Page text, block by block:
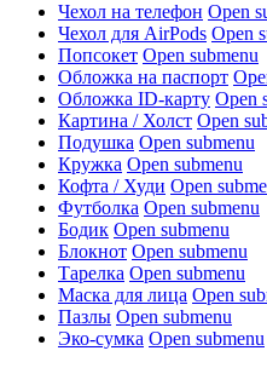
Чехол на телефон Open
Чехол для AirPods Open
Попсокет Open submenu
Обложка на паспорт
Обложка ID-карту Open
Картина / Холст Open
Подушка Open submenu
Кружка Open submenu
Кофта / Худи Open
Футболка Open submenu
Бодик Open submenu
Блокнот Open submenu
Тарелка Open submenu
Маска для лица Open
Пазлы Open submenu
Эко-сумка Open submenu